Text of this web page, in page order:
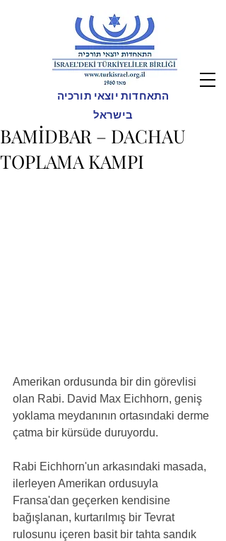
התאחדות יוצאי תורכיה
בישראל
BAMİDBAR – DACHAU
TOPLAMA KAMPI
Amerikan ordusunda bir din görevlisi
olan Rabi. David Max Eichhorn, geniş
yoklama meydanının ortasındaki derme
çatma bir kürsüde duruyordu.
Rabi Eichhorn'un arkasındaki masada,
ilerleyen Amerikan ordusuyla
Fransa'dan geçerken kendisine
bağışlanan, kurtarılmış bir Tevrat
rulosunu içeren basit bir tahta sandık